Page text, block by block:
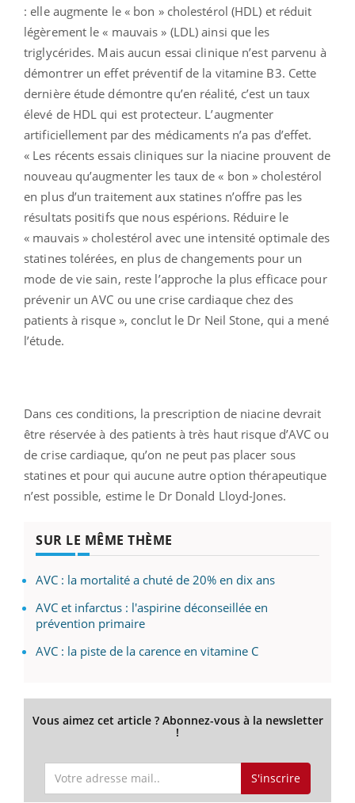
: elle augmente le « bon » cholestérol (HDL) et réduit
légèrement le « mauvais » (LDL) ainsi que les
triglycérides. Mais aucun essai clinique n’est parvenu à
démontrer un effet préventif de la vitamine B3. Cette
dernière étude démontre qu’en réalité, c’est un taux
élevé de HDL qui est protecteur. L’augmenter
artificiellement par des médicaments n’a pas d’effet.
« Les récents essais cliniques sur la niacine prouvent de
nouveau qu’augmenter les taux de « bon » cholestérol
en plus d’un traitement aux statines n’offre pas les
résultats positifs que nous espérions. Réduire le
« mauvais » cholestérol avec une intensité optimale des
statines tolérées, en plus de changements pour un
mode de vie sain, reste l’approche la plus efficace pour
prévenir un AVC ou une crise cardiaque chez des
patients à risque », conclut le Dr Neil Stone, qui a mené
l’étude.
Dans ces conditions, la prescription de niacine devrait
être réservée à des patients à très haut risque d’AVC ou
de crise cardiaque, qu’on ne peut pas placer sous
statines et pour qui aucune autre option thérapeutique
n’est possible, estime le Dr Donald Lloyd-Jones.
SUR LE MÊME THÈME
AVC : la mortalité a chuté de 20% en dix ans
AVC et infarctus : l'aspirine déconseillée en
prévention primaire
AVC : la piste de la carence en vitamine C
Vous aimez cet article ? Abonnez-vous à la newsletter
!
S'inscrire